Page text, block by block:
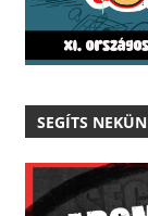
SEGÍTS